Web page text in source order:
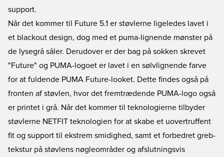
support.
Når det kommer til
Future 5.1 er støvlerne ligeledes lavet i
et blackout design, dog med et puma-lignende mønster på
de lysegrå såler. Derudover er der bag på sokken skrevet
"Future" og PUMA-logoet er lavet i en sølvlignende farve
for at fuldende PUMA Future-looket. Dette findes også på
fronten af støvlen, hvor det fremtrædende PUMA-logo også
er printet i grå. Når det kommer til teknologierne tilbyder
støvlerne NETFIT teknologien for at skabe et uovertruffent
fit og support til ekstrem smidighed, samt et forbedret greb-
tekstur på støvlens nøgleområder og afslutningsvis